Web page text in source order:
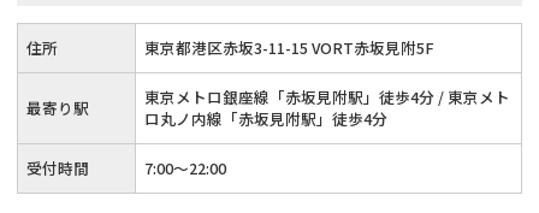
住所 東京都港区赤坂3-11-15 VORT赤坂見附5F
最寄り駅
東京メトロ銀座線「赤坂見附駅」徒歩4分 / 東京メト
ロ丸ノ内線「赤坂見附駅」徒歩4分
受付時間 7:00〜22:00